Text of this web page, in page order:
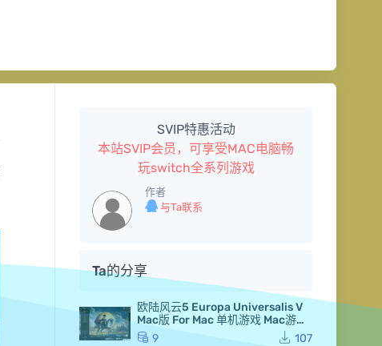
SVIP特惠活动
本站SVIP会员，可享受MAC电脑畅
玩switch全系列游戏
作者
与Ta联系
Ta的分享
欧陆风云5 Europa Universalis V
Mac版 For Mac 单机游戏 Mac游戏
高级白金版 全DLC版
9 107